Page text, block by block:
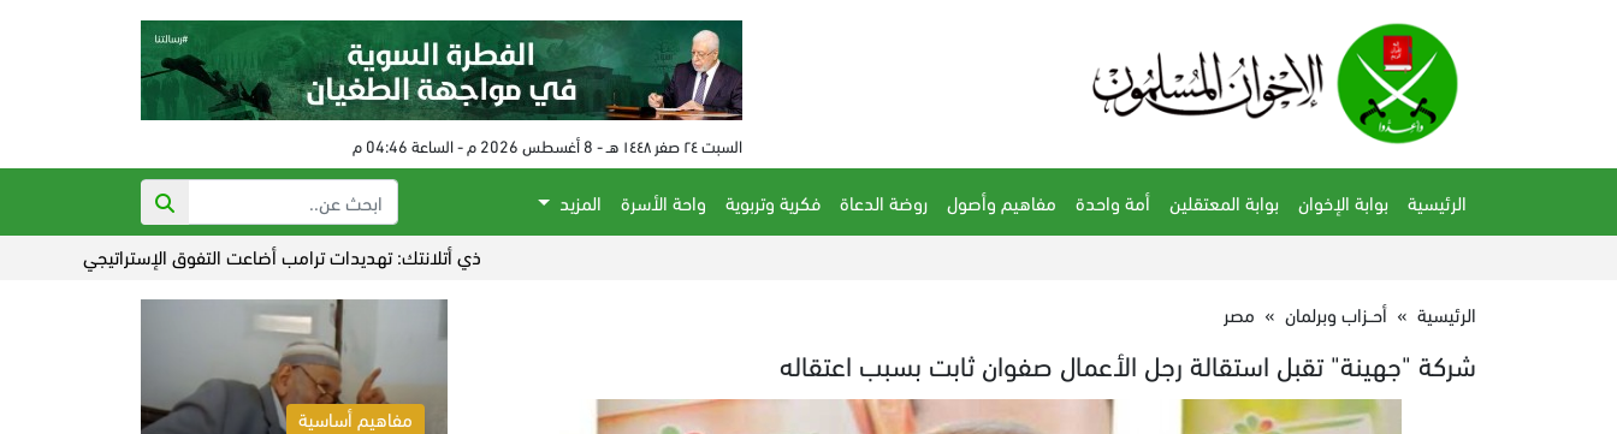
السبت ٢٤ صفر ١٤٤٨ هـ - 8 أغسطس 2026 م - الساعة 04:46 م
الرئيسية بوابة الإخوان بوابة المعتقلين أمة واحدة مفاهيم وأصول روضة الدعاة فكرية وتربوية واحة الأسرة
المزيد
ذي أتلانتك: تهديدات ترامب أضاعت التفوق الإستراتيجي على إيران
الرئيسية » أحــزاب وبرلمان » مصر
شركة "جهينة" تقبل استقالة رجل الأعمال صفوان ثابت بسبب اعتقاله
مفاهيم أساسية